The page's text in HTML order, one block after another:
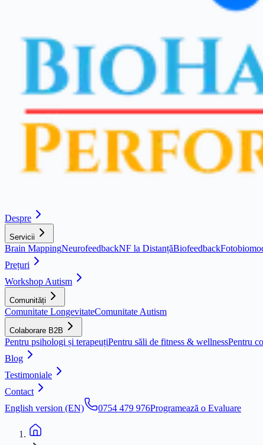
Despre
Servicii
Brain MappingNeurofeedbackNF la DistanțăBiofeedback
Prețuri
Workshop Autism
Comunități
Comunitate LongevitateComunitate Autism
Colaborare B2B
Pentru psihologi și terapeuțiPentru săli de fitness & wellnessPentru
Blog
Testimoniale
Contact
English version (EN)
0754 479 976Programează o Evaluare